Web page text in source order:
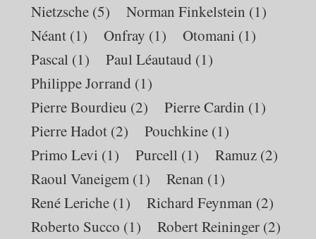
Nietzsche (5) Norman Finkelstein (1)
Néant (1) Onfray (1) Otomani (1)
Pascal (1) Paul Léautaud (1)
Philippe Jorrand (1)
Pierre Bourdieu (2) Pierre Cardin (1)
Pierre Hadot (2) Pouchkine (1)
Primo Levi (1) Purcell (1) Ramuz (2)
Raoul Vaneigem (1) Renan (1)
René Leriche (1) Richard Feynman (2)
Roberto Succo (1) Robert Reininger (2)